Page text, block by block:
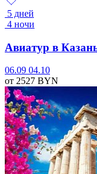
5 дней
4 ночи
Авиатур в
06.09 04.10
от 2527 BYN